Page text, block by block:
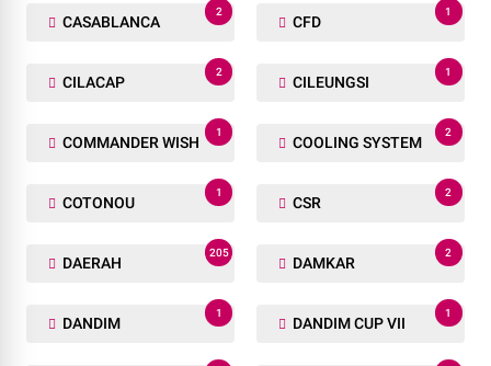
CASABLANCA
2
CFD
1
CILACAP
2
CILEUNGSI
1
COMMANDER WISH
1
COOLING SYSTEM
2
COTONOU
1
CSR
2
DAERAH
205
DAMKAR
2
DANDIM
1
DANDIM CUP VII
1